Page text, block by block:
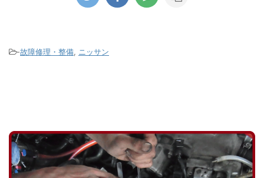
ませ
がどのようになっているか診ていきま
が大量に出てきます。 この液剤がパン
-故障修理・整備, ニッサン